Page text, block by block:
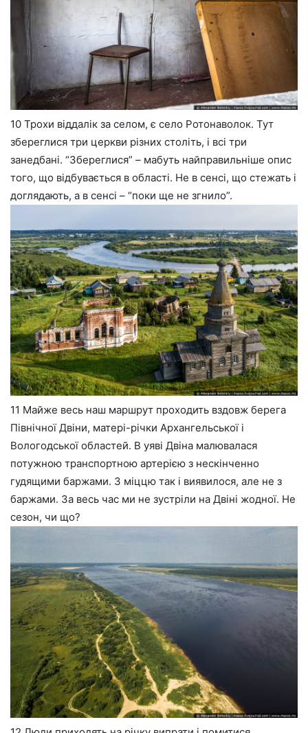
10 Трохи віддалік за селом, є село Ротонаволок. Тут
збереглися три церкви різних століть, і всі три
занедбані. “Збереглися” – мабуть найправильніше опис
того, що відбувається в області. Не в сенсі, що стежать і
доглядають, а в сенсі – “поки ще не згнило”.
11 Майже весь наш маршрут проходить вздовж берега
Північної Двіни, матері-річки Архангельської і
Вологодської областей. В уяві Двіна малювалася
потужною транспортною артерією з нескінченно
гудящими баржами. З міццю так і виявилося, але не з
баржами. За весь час ми не зустріли на Двіні жодної. Не
сезон, чи що?